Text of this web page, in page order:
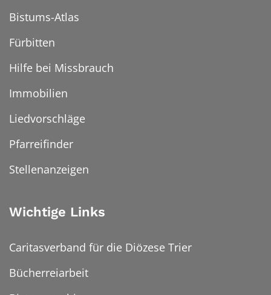
Bistums-Atlas
Fürbitten
Hilfe bei Missbrauch
Immobilien
Liedvorschläge
Pfarreifinder
Stellenanzeigen
Wichtige Links
Caritasverband für die Diözese Trier
Bücherreiarbeit